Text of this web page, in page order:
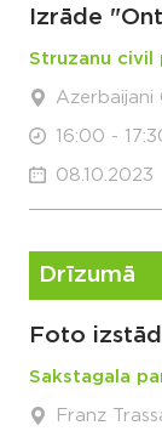
Izrāde
Struzanu civil
Azerbaijani
16:00 -
08.10.2023
Drīzumā
Foto
Sakstagala
Franz